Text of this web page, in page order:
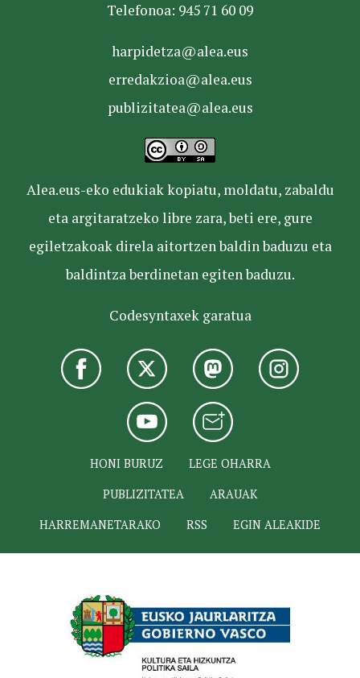
Telefonoa: 945 71 60 09
harpidetza@alea.eus
erredakzioa@alea.eus
publizitatea@alea.eus
Alea.eus-eko edukiak kopiatu, moldatu, zabaldu
eta argitaratzeko libre zara, beti ere, gure
egiletzakoak direla aitortzen baldin baduzu eta
baldintza berdinetan egiten baduzu.
Codesyntaxek garatua
HONI BURUZ
LEGE OHARRA
PUBLIZITATEA
ARAUAK
HARREMANETARAKO
RSS EGIN ALEAKIDE